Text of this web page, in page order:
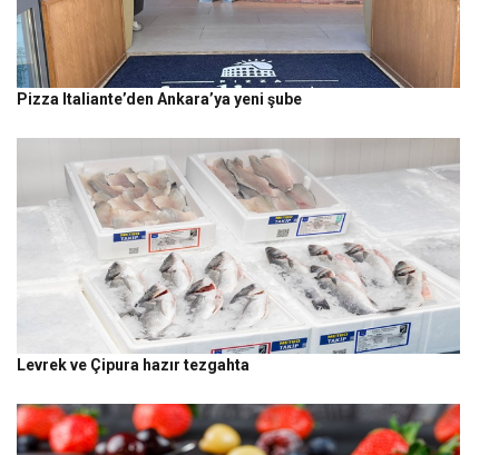
Pizza Italiante’den Ankara’ya yeni şube
Levrek ve Çipura hazır tezgahta